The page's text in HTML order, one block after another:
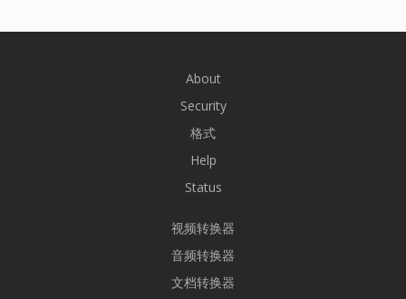
About
Security
格式
Help
Status
视频转换器
音频转换器
文档转换器